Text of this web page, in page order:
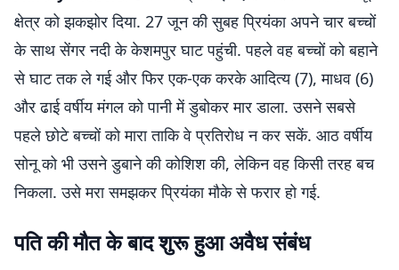
क्षेत्र को झकझोर दिया. 27 जून की सुबह प्रियंका अपने चार बच्चों
के साथ सेंगर नदी के केशमपुर घाट पहुंची. पहले वह बच्चों को बहाने
से घाट तक ले गई और फिर एक-एक करके आदित्य (7), माधव (6)
और ढाई वर्षीय मंगल को पानी में डुबोकर मार डाला. उसने सबसे
पहले छोटे बच्चों को मारा ताकि वे प्रतिरोध न कर सकें. आठ वर्षीय
सोनू को भी उसने डुबाने की कोशिश की, लेकिन वह किसी तरह बच
निकला. उसे मरा समझकर प्रियंका मौके से फरार हो गई.
पति की मौत के बाद शुरू हुआ अवैध संबंध